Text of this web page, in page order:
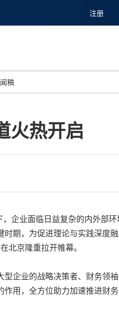
注册
资并购
源化工与环保
来西亚
稿
火热开启
企业面临日益复杂的内外部
期，为促进理论与实践深度
在北京隆重拉开帷幕。
企业的战略决策者、财务领
用，全方位助力加速推进财